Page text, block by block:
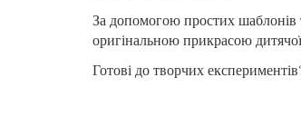
За допомогою простих шаблонів
оригінальною прикрасою
Готові до творчих